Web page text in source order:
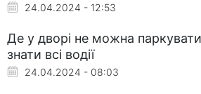
24.04.2024 - 12:53
Де у дворі не можна
знати всі водії
24.04.2024 - 08:03